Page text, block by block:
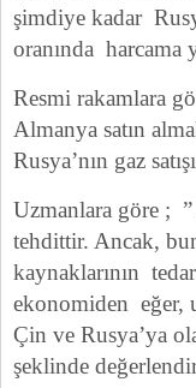
şimdiye kadar
oranında harcama
Resmi rakamlara
Almanya satın
Rusya’nın gaz
Uzmanlara göre ;
tehdittir. Ancak,
kaynaklarının
ekonomiden eğer,
Çin ve Rusya’ya
şeklinde